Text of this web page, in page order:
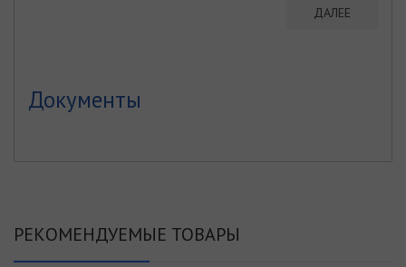
ДАЛЕЕ
Документы
РЕКОМЕНДУЕМЫЕ ТОВАРЫ